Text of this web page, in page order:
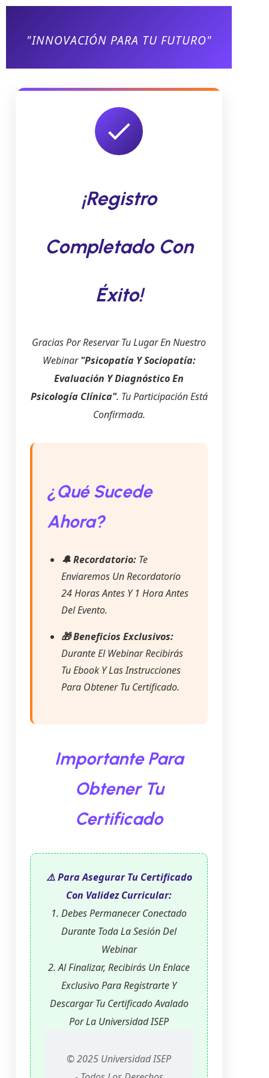
"INNOVACIÓN PARA TU FUTURO"
¡Registro
Completado Con
Éxito!
Gracias Por Reservar Tu Lugar En Nuestro
Webinar"Psicopatía Y Sociopatía:
Evaluación Y Diagnóstico En
Psicología Clínica". Tu Participación Está
Confirmada.
¿Qué Sucede
Ahora?
🔔 Recordatorio: Te
Enviaremos Un Recordatorio
24 Horas Antes Y 1 Hora Antes
Del Evento.
🎁 Beneficios Exclusivos:
Durante El Webinar Recibirás
Tu Ebook Y Las Instrucciones
Para Obtener Tu Certificado.
Importante Para
Obtener Tu
Certificado
⚠️ Para Asegurar Tu Certificado
Con Validez Curricular:
1. Debes Permanecer Conectado
Durante Toda La Sesión Del
Webinar
2. Al Finalizar, Recibirás Un Enlace
Exclusivo Para Registrarte Y
Descargar Tu Certificado Avalado
Por La Universidad ISEP
© 2025 Universidad ISEP